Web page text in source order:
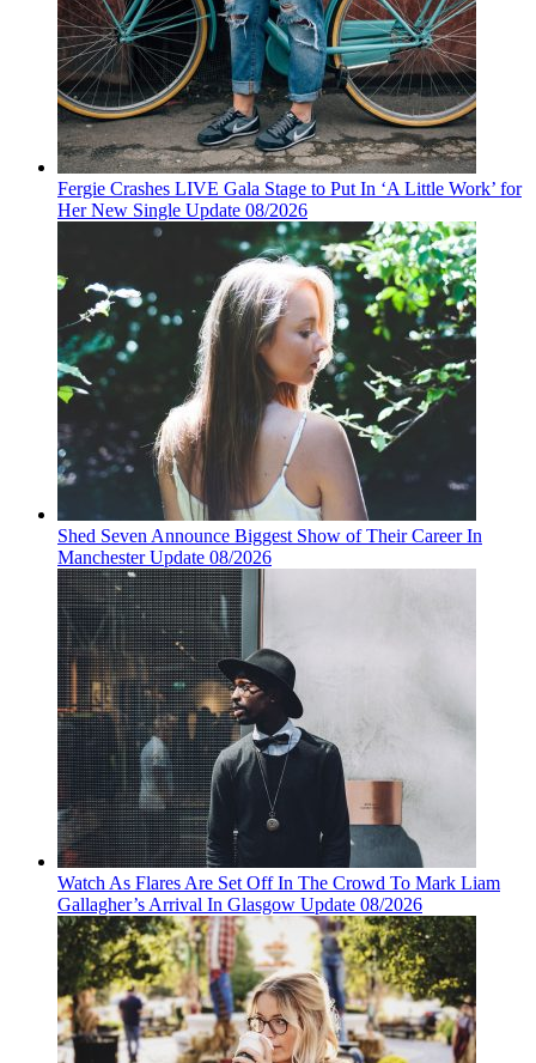
Fergie Crashes LIVE Gala Stage to Put In ‘A Little Work’ for
Her New Single Update 08/2026
Shed Seven Announce Biggest Show of Their Career In
Manchester Update 08/2026
Watch As Flares Are Set Off In The Crowd To Mark Liam
Gallagher’s Arrival In Glasgow Update 08/2026